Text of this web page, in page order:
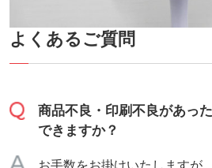
よくあるご質問
商品不良・印刷不良があっ
できますか？
お手数をお掛けいたしますが